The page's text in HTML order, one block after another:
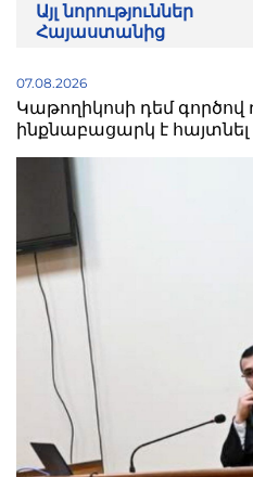
Այլ նորություններ
Հայաստանից
07.08.2026
Կաթողիկոսի դեմ
ինքնաբացարկ է հայտնել